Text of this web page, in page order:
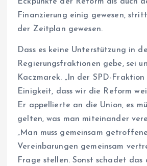
Finanzierung einig gewesen,
der Zeitplan gewesen.
Dass es keine Unterstützung in
Regierungsfraktionen gebe, sei
Kaczmarek. „In der SPD-
Einigkeit, dass wir die Reform
Er appellierte an die Union, es
gelten, was man miteinander
„Man muss gemeinsam getroffene
Vereinbarungen gemeinsam
Frage stellen. Sonst schadet das